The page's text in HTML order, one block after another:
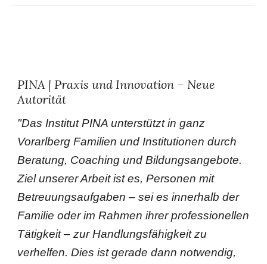
PINA | Praxis und Innovation – Neue
Autorität
"Das Institut PINA unterstützt in ganz
Vorarlberg Familien und Institutionen durch
Beratung, Coaching und Bildungsangebote.
Ziel unserer Arbeit ist es, Personen mit
Betreuungsaufgaben – sei es innerhalb der
Familie oder im Rahmen ihrer professionellen
Tätigkeit – zur Handlungsfähigkeit zu
verhelfen. Dies ist gerade dann notwendig,